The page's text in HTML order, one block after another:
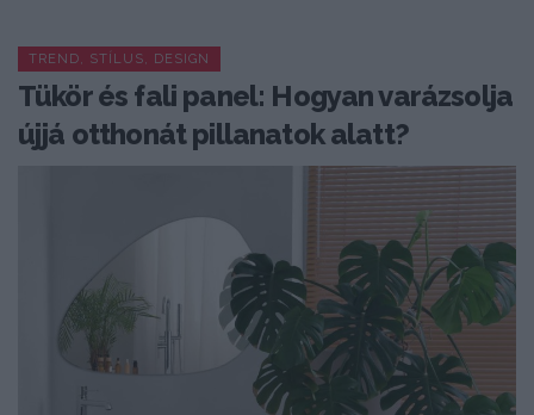
TREND, STÍLUS, DESIGN
Tükör és fali panel: Hogyan varázsolja
újjá otthonát pillanatok alatt?